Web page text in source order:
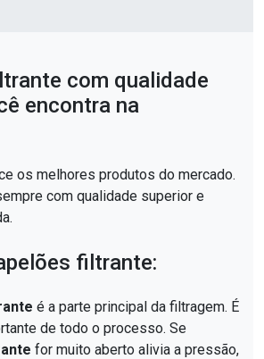
com qualidade
encontra na
os melhores produtos do mercado.
com qualidade superior e
filtrante:
é a parte principal da filtragem. É
de todo o processo. Se
for muito aberto alivia a pressão,